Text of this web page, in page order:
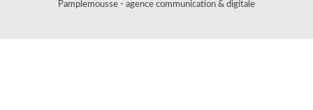
Pamplemousse - agence communication & digitale